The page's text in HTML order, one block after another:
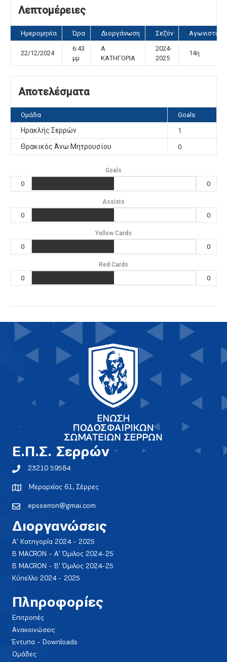
Λεπτομέρειες
Ημερομηνία Ώρα Διοργάνωση Σεζόν Αγωνιστική
22/12/2024
6:43
μμ
Α
ΚΑΤΗΓΟΡΙΑ
2024-
2025
14η
Αποτελέσματα
Ομάδα Goals
Ηρακλής Σερρών 1
Θρακικός Άνω Μητρουσίου 0
Goals
0 0
Assists
0 0
Yellow Cards
0 0
Red Cards
0 0
E.Π.Σ. Σερρών
23210 59584
Μεραρχίας 61, Σέρρες
epsserron@gmai.com
Διοργανώσεις
Α' Κατηγορία 2024 - 2025
Β MACRON - Α' Όμιλος 2024-25
Β MACRON - Β' Όμιλος 2024-25
Κύπελλο 2024 - 2025
Πληροφορίες
Επιτροπές
Ανακοινώσεις
Έντυπα - Downloads
Ομάδες